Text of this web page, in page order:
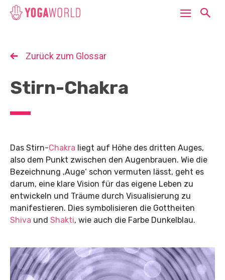
Zurück zum Glossar
Stirn-Chakra
Das Stirn-Chakra liegt auf Höhe des dritten Auges,
also dem Punkt zwischen den Augenbrauen. Wie die
Bezeichnung ‚Auge‘ schon vermuten lässt, geht es
darum, eine klare Vision für das eigene Leben zu
entwickeln und Träume durch Visualisierung zu
manifestieren. Dies symbolisieren die Gottheiten
Shiva und Shakti, wie auch die Farbe Dunkelblau.